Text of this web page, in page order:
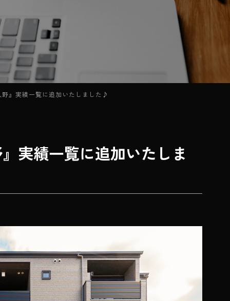
』実績一覧に追加いたしました♪
実績一覧に追加いたしま